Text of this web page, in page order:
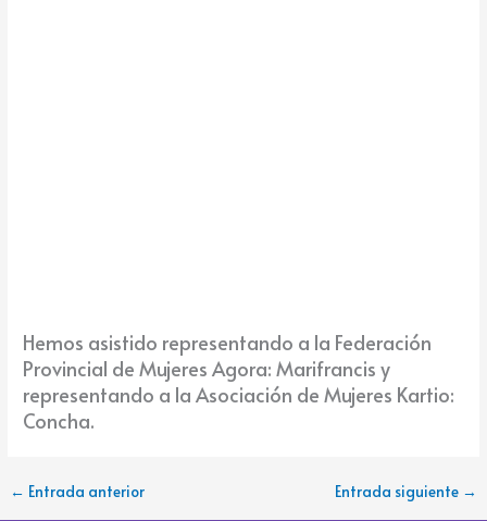
Hemos asistido representando a la Federación
Provincial de Mujeres Agora: Marifrancis y
representando a la Asociación de Mujeres Kartio:
Concha.
← Entrada anterior Entrada siguiente →